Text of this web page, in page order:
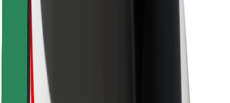
Drošības laboratorija
Pilsētas